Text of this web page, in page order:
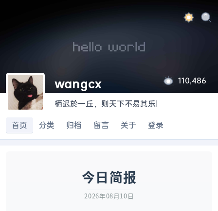
wangcx
栖迟於一丘，则天下不易其乐|
110,486
首页 分类 归档 留言 关于 登录